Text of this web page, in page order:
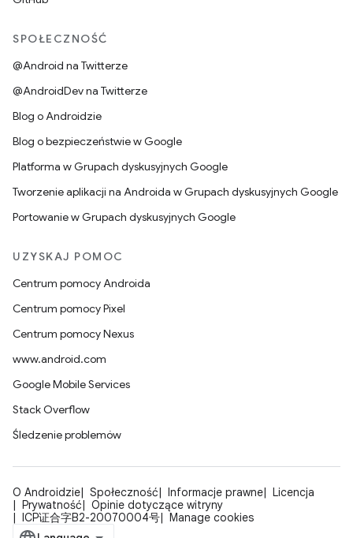
SPOŁECZNOŚĆ
@Android na Twitterze
@AndroidDev na Twitterze
Blog o Androidzie
Blog o bezpieczeństwie w Google
Platforma w Grupach dyskusyjnych Google
Tworzenie aplikacji na Androida w Grupach dyskusyjnych Google
Portowanie w Grupach dyskusyjnych Google
UZYSKAJ POMOC
Centrum pomocy Androida
Centrum pomocy Pixel
Centrum pomocy Nexus
www.android.com
Google Mobile Services
Stack Overflow
Śledzenie problemów
O Androidzie Społeczność Informacje prawne
Licencja
Prywatność
Opinie dotyczące witryny
ICP证合字B2-20070004号
Manage cookies